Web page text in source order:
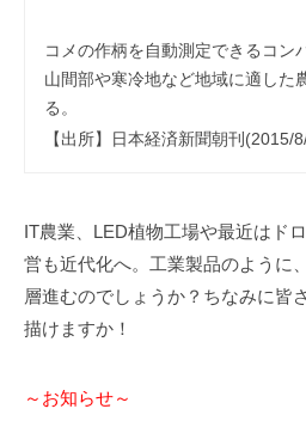
コメの作柄を自動測定できるコン
山間部や寒冷地など地域に適した
る。
【出所】日本経済新聞朝刊(2015/
IT農業、LED植物工場や最近はド
営も近代化へ。工業製品のように
層進むのでしょうか？ちなみに皆
描けますか！
～お知らせ～